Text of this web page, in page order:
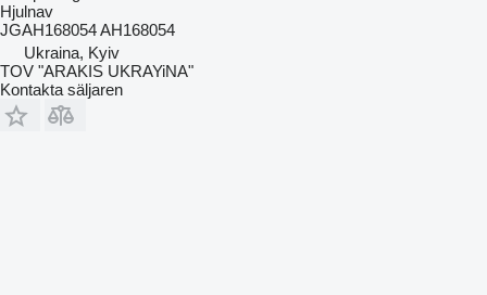
Hjulnav
JGAH168054 AH168054
Ukraina, Kyiv
TOV "ARAKIS UKRAYiNA"
Kontakta säljaren